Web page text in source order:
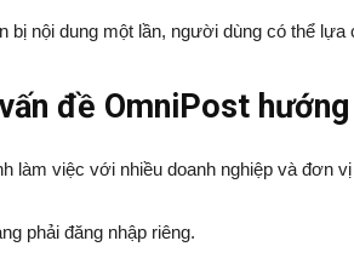
bị nội dung một lần, người dùng có thể
đề OmniPost
làm việc với nhiều doanh nghiệp và đơn
phải đăng nhập riêng.